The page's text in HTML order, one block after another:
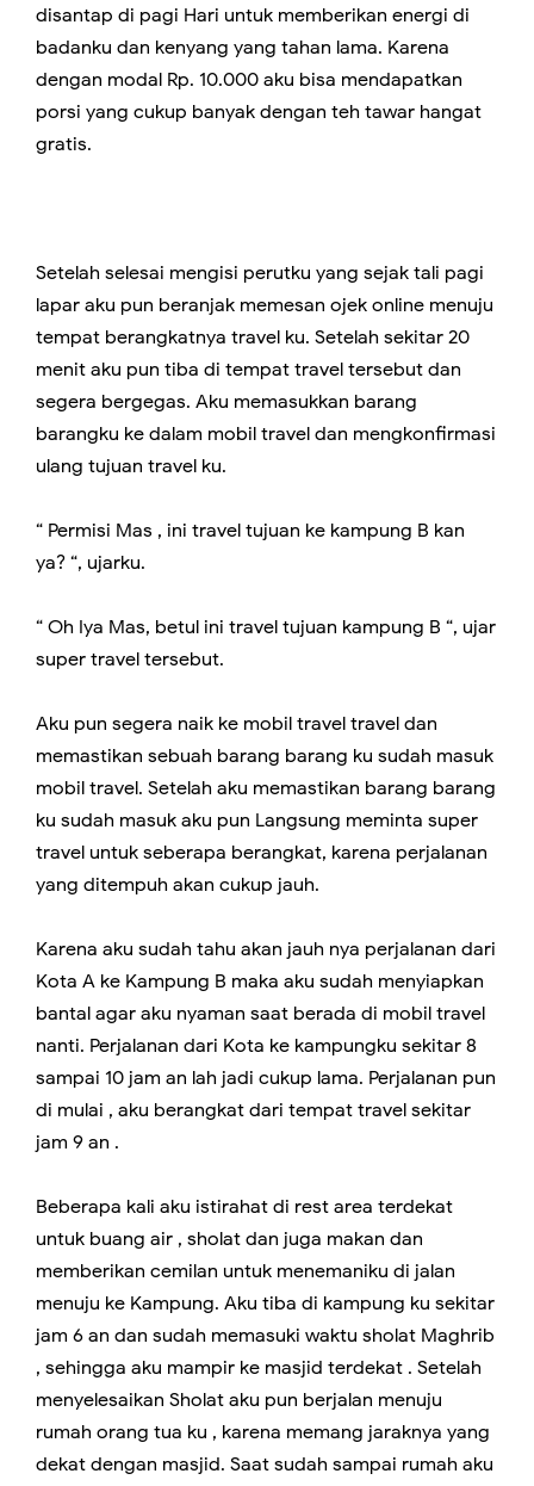
disantap di pagi Hari untuk memberikan energi di
badanku dan kenyang yang tahan lama. Karena
dengan modal Rp. 10.000 aku bisa mendapatkan
porsi yang cukup banyak dengan teh tawar hangat
gratis.
Setelah selesai mengisi perutku yang sejak tali pagi
lapar aku pun beranjak memesan ojek online menuju
tempat berangkatnya travel ku. Setelah sekitar 20
menit aku pun tiba di tempat travel tersebut dan
segera bergegas. Aku memasukkan barang
barangku ke dalam mobil travel dan mengkonfirmasi
ulang tujuan travel ku.
“ Permisi Mas , ini travel tujuan ke kampung B kan
ya? “, ujarku.
“ Oh Iya Mas, betul ini travel tujuan kampung B “, ujar
super travel tersebut.
Aku pun segera naik ke mobil travel travel dan
memastikan sebuah barang barang ku sudah masuk
mobil travel. Setelah aku memastikan barang barang
ku sudah masuk aku pun Langsung meminta super
travel untuk seberapa berangkat, karena perjalanan
yang ditempuh akan cukup jauh.
Karena aku sudah tahu akan jauh nya perjalanan dari
Kota A ke Kampung B maka aku sudah menyiapkan
bantal agar aku nyaman saat berada di mobil travel
nanti. Perjalanan dari Kota ke kampungku sekitar 8
sampai 10 jam an lah jadi cukup lama. Perjalanan pun
di mulai , aku berangkat dari tempat travel sekitar
jam 9 an .
Beberapa kali aku istirahat di rest area terdekat
untuk buang air , sholat dan juga makan dan
memberikan cemilan untuk menemaniku di jalan
menuju ke Kampung. Aku tiba di kampung ku sekitar
jam 6 an dan sudah memasuki waktu sholat Maghrib
, sehingga aku mampir ke masjid terdekat . Setelah
menyelesaikan Sholat aku pun berjalan menuju
rumah orang tua ku , karena memang jaraknya yang
dekat dengan masjid. Saat sudah sampai rumah aku